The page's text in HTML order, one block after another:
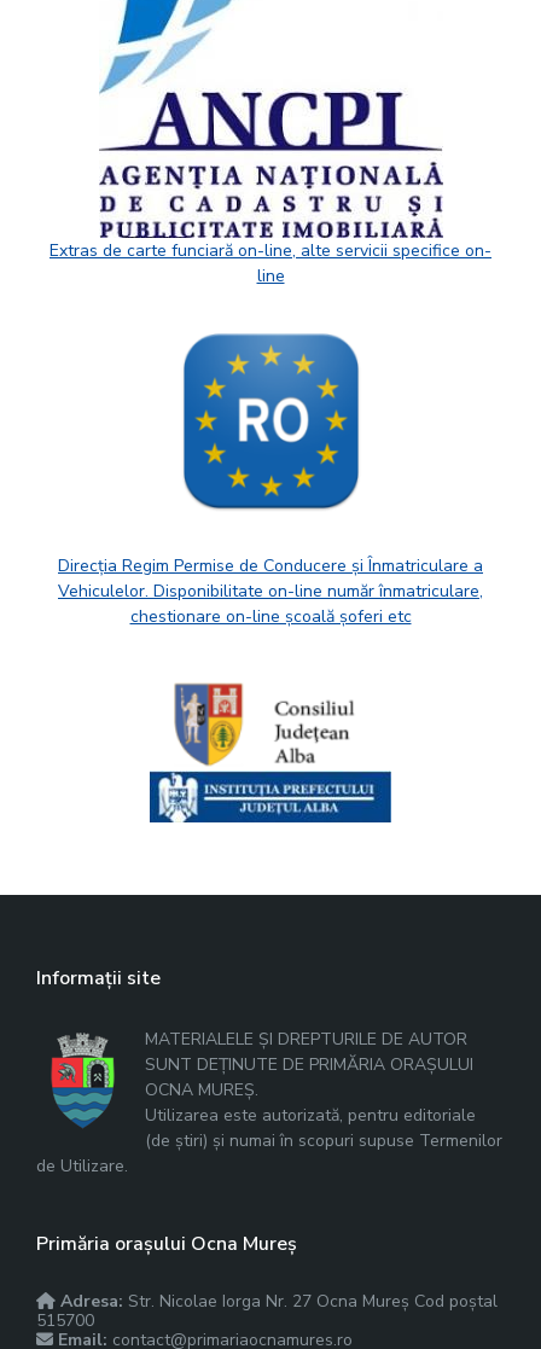
Extras de carte funciară on-line, alte servicii specifice on-
line
Direcția Regim Permise de Conducere și Înmatriculare a
Vehiculelor. Disponibilitate on-line număr înmatriculare,
chestionare on-line școală șoferi etc
Informații site
MATERIALELE ȘI DREPTURILE DE AUTOR
SUNT DEȚINUTE DE PRIMĂRIA ORAȘULUI
OCNA MUREȘ.
Utilizarea este autorizată, pentru editoriale
(de știri) și numai în scopuri supuse Termenilor
de Utilizare.
Primăria orașului Ocna Mureș
Adresa: Str. Nicolae Iorga Nr. 27 Ocna Mureș Cod poștal
515700
Email: contact@primariaocnamures.ro